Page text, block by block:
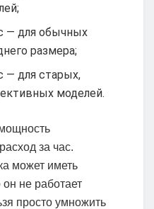
— для обычных
размера;
— для старых,
моделей.
за час.
может иметь
не работает
просто умножить